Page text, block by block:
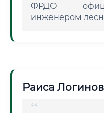
ФРДО
инженером
Раиса